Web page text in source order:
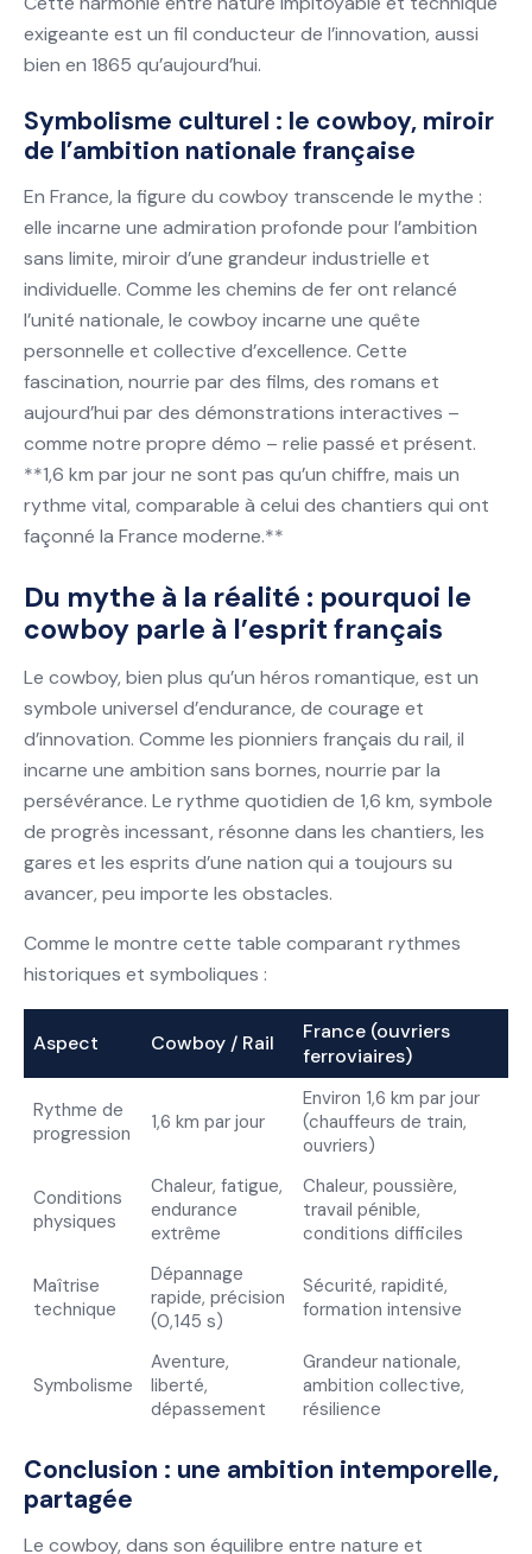
exigeante est un fil conducteur de l’innovation, aussi
bien en 1865 qu’aujourd’hui.
Symbolisme culturel : le cowboy, miroir
de l’ambition nationale française
En France, la figure du cowboy transcende le mythe :
elle incarne une admiration profonde pour l’ambition
sans limite, miroir d’une grandeur industrielle et
individuelle. Comme les chemins de fer ont relancé
l’unité nationale, le cowboy incarne une quête
personnelle et collective d’excellence. Cette
fascination, nourrie par des films, des romans et
aujourd’hui par des démonstrations interactives –
comme notre propre démo – relie passé et présent.
**1,6 km par jour ne sont pas qu’un chiffre, mais un
rythme vital, comparable à celui des chantiers qui ont
façonné la France moderne.**
Du mythe à la réalité : pourquoi le
cowboy parle à l’esprit français
Le cowboy, bien plus qu’un héros romantique, est un
symbole universel d’endurance, de courage et
d’innovation. Comme les pionniers français du rail, il
incarne une ambition sans bornes, nourrie par la
persévérance. Le rythme quotidien de 1,6 km, symbole
de progrès incessant, résonne dans les chantiers, les
gares et les esprits d’une nation qui a toujours su
avancer, peu importe les obstacles.
Comme le montre cette table comparant rythmes
historiques et symboliques :
Aspect Cowboy / Rail
France (ouvriers
ferroviaires)
Rythme de
progression
1,6 km par jour
Environ 1,6 km par jour
(chauffeurs de train,
ouvriers)
Conditions
physiques
Chaleur, fatigue,
endurance
extrême
Chaleur, poussière,
travail pénible,
conditions difficiles
Maîtrise
technique
Dépannage
rapide, précision
(0,145 s)
Sécurité, rapidité,
formation intensive
Symbolisme
Aventure,
liberté,
dépassement
Grandeur nationale,
ambition collective,
résilience
Conclusion : une ambition intemporelle,
partagée
Le cowboy, dans son équilibre entre nature et